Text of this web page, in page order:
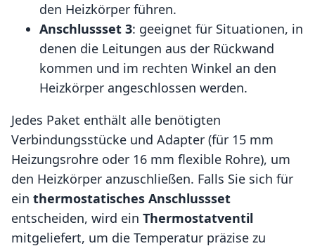
den Heizkörper führen.
Anschlussset 3: geeignet für Situationen, in
denen die Leitungen aus der Rückwand
kommen und im rechten Winkel an den
Heizkörper angeschlossen werden.
Jedes Paket enthält alle benötigten
Verbindungsstücke und Adapter (für 15 mm
Heizungsrohre oder 16 mm flexible Rohre), um
den Heizkörper anzuschließen. Falls Sie sich für
ein thermostatisches Anschlussset
entscheiden, wird ein Thermostatventil
mitgeliefert, um die Temperatur präzise zu